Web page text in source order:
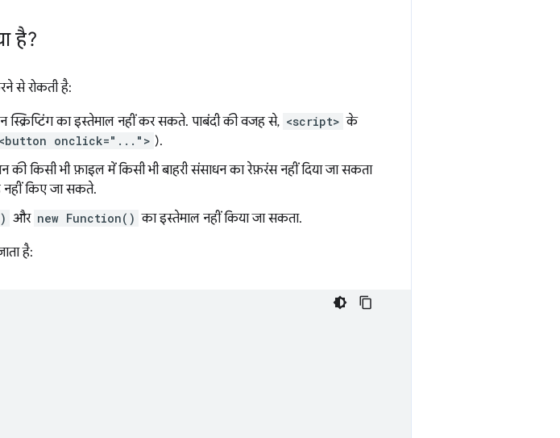
है?
से रोकती है:
का इस्तेमाल नहीं कर सकते. पाबंदी की वजह से, <script> के
<button onclick="..."> ).
किसी भी फ़ाइल में किसी भी बाहरी संसाधन का रेफ़रंस नहीं दिया जा सकता
नहीं किए जा सकते.
और new Function() का इस्तेमाल नहीं किया जा सकता.
है: